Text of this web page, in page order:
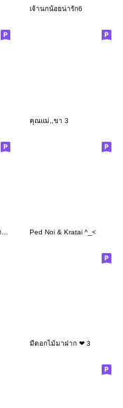
เจ้านกน้อยน่ารัก6
คุณแม่,,ขา 3
Ped Noi & Kratai ^_<
มีดอกไม้มาฝาก ❤ 3